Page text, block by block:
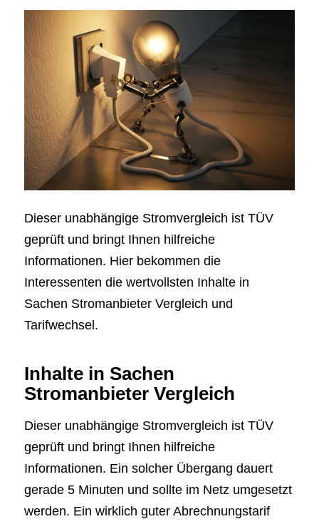
Dieser unabhängige Stromvergleich ist TÜV
geprüft und bringt Ihnen hilfreiche
Informationen. Hier bekommen die
Interessenten die wertvollsten Inhalte in
Sachen Stromanbieter Vergleich und
Tarifwechsel.
Inhalte in Sachen
Stromanbieter Vergleich
Dieser unabhängige Stromvergleich ist TÜV
geprüft und bringt Ihnen hilfreiche
Informationen. Ein solcher Übergang dauert
gerade 5 Minuten und sollte im Netz umgesetzt
werden. Ein wirklich guter Abrechnungstarif